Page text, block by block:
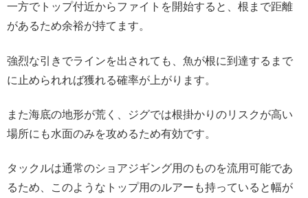
一方でトップ付近からファイトを開始すると、根まで距離
があるため余裕が持てます。
強烈な引きでラインを出されても、魚が根に到達するまで
に止められれば獲れる確率が上がります。
また海底の地形が荒く、ジグでは根掛かりのリスクが高い
場所にも水面のみを攻めるため有効です。
タックルは通常のショアジギング用のものを流用可能であ
るため、このようなトップ用のルアーも持っていると幅が